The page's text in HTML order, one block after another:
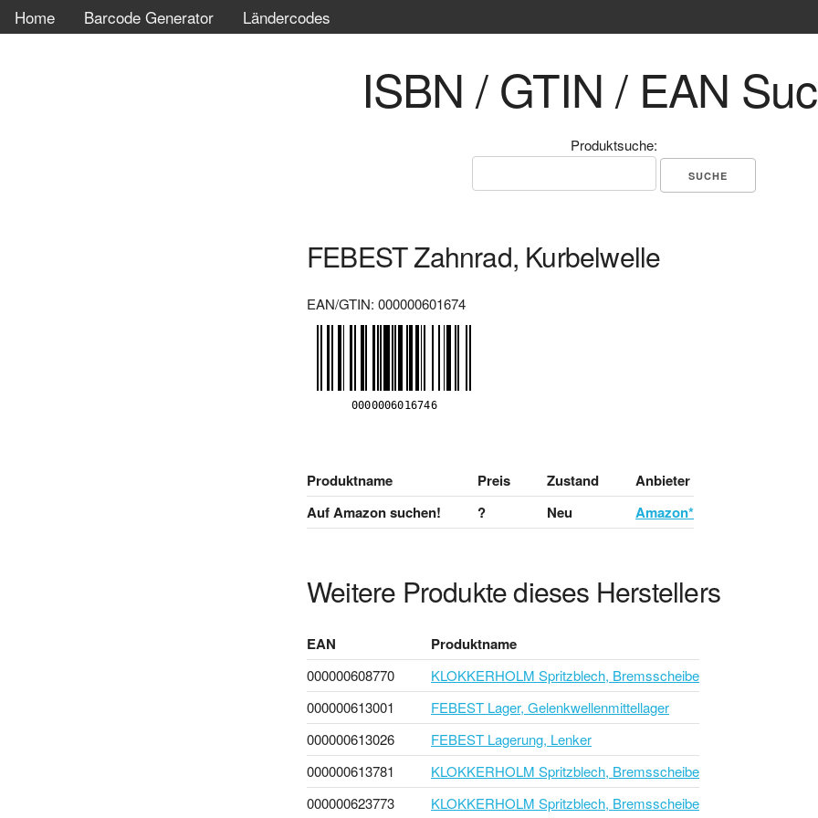
Home Barcode Generator Ländercodes
ISBN / GTIN / EAN
Produktsuche:
FEBEST Zahnrad, Kurbelwelle
EAN/GTIN: 000000601674
Produktname Preis Zustand
Anbieter
Auf Amazon suchen!
? Neu Amazon*
Weitere Produkte dieses Herstellers
EAN Produktname
000000608770
KLOKKERHOLM Spritzblech, Bremsscheibe
000000613001
FEBEST Lager, Gelenkwellenmittellager
000000613026
FEBEST Lagerung, Lenker
000000613781
KLOKKERHOLM Spritzblech, Bremsscheibe
000000623773
KLOKKERHOLM Spritzblech, Bremsscheibe